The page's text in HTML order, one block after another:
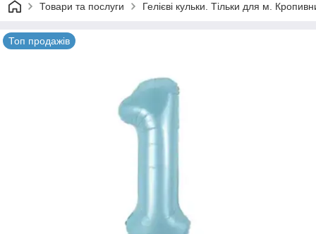
Товари та послуги Гелієві кульки. Тільки для м.
Топ продажів